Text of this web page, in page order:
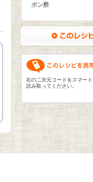
ポン酢
右の二次元コードをスマー
読み取ってください。